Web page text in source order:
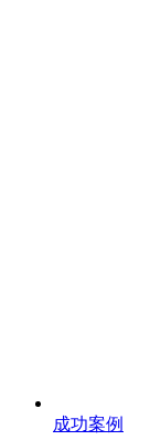
成功案例